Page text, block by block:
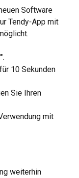
Software
Tendy-App mit
.
10 Sekunden
Sie Ihren
mit
weiterhin